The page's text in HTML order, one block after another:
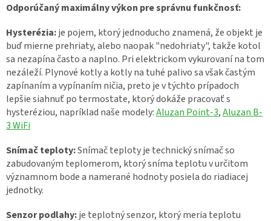
Odporúčaný maximálny výkon pre správnu funkčnosť:
Hysterézia:je pojem, ktorý jednoducho znamená, že objekt je
buď mierne prehriaty, alebo naopak "nedohriaty", takže kotol
sa nezapína často a naplno. Pri elektrickom vykurovaní na tom
nezáleží. Plynové kotly a kotly na tuhé palivo sa však častým
zapínaním a vypínaním ničia, preto je v týchto prípadoch
lepšie siahnuť po termostate, ktorý dokáže pracovať s
hysteréziou, napríklad naše modely:Aluzan Point-3,Aluzan B-
3 WiFi
Snímač teploty:Snímač teploty je technický snímač so
zabudovaným teplomerom, ktorý sníma teplotu v určitom
významnom bode a namerané hodnoty posiela do riadiacej
jednotky.
Senzor podlahy:je teplotný senzor, ktorý meria teplotu